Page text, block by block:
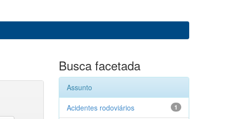
Busca facetada
Assunto
1
Acidentes rodoviários